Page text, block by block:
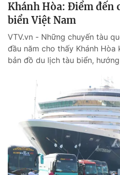
Khánh Hòa: Điểm đến
biển Việt Nam
VTV.vn - Những chuyến tàu
đầu năm cho thấy Khánh
bản đồ du lịch tàu biển,